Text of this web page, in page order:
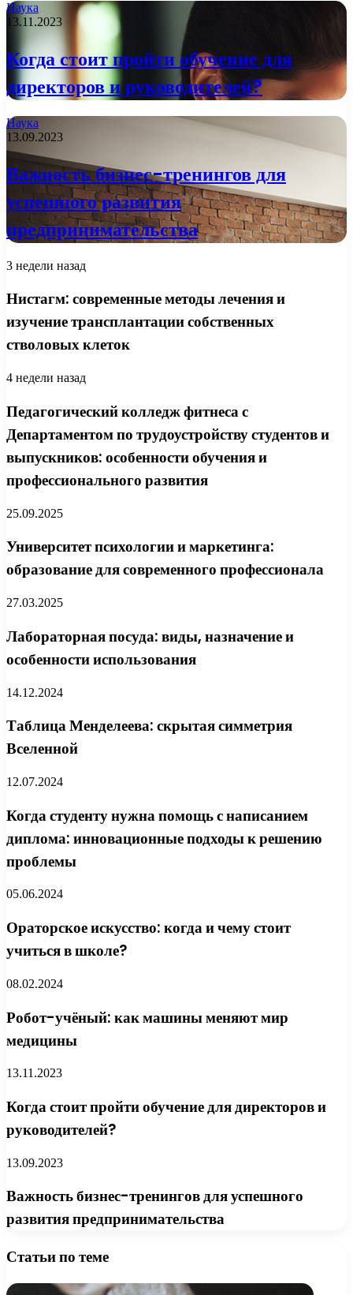
Наука
13.11.2023
Когда стоит пройти обучение для
директоров и руководителей?
Наука
13.09.2023
Важность бизнес-тренингов для
успешного развития
предпринимательства
3 недели назад
Нистагм: современные методы лечения и
изучение трансплантации собственных
стволовых клеток
4 недели назад
Педагогический колледж фитнеса с
Департаментом по трудоустройству студентов и
выпускников: особенности обучения и
профессионального развития
25.09.2025
Университет психологии и маркетинга:
образование для современного профессионала
27.03.2025
Лабораторная посуда: виды, назначение и
особенности использования
14.12.2024
Таблица Менделеева: скрытая симметрия
Вселенной
12.07.2024
Когда студенту нужна помощь с написанием
диплома: инновационные подходы к решению
проблемы
05.06.2024
Ораторское искусство: когда и чему стоит
учиться в школе?
08.02.2024
Робот-учёный: как машины меняют мир
медицины
13.11.2023
Когда стоит пройти обучение для директоров и
руководителей?
13.09.2023
Важность бизнес-тренингов для успешного
развития предпринимательства
Статьи по теме